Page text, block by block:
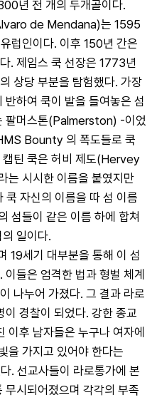
년 전 개의 두개골이다.
de Mendana)는 1595
럽인이다. 이후 150년 간은
. 제임스 쿡 선장은 1773년
상당 부분을 탐험했다. 가장
하여 쿡이 발을 들여놓은 섬
팔머스톤(Palmerston) -이었
Bounty 의 폭도들로 쿡
캡틴 쿡은 허비 제도(Hervey
는 시시한 이름을 붙였지만
자신의 이름을 따 섬 이름
섬들이 같은 이름 하에 합쳐
일이다.
19세기 대부분을 통해 이 섬
들은 엄격한 법과 형벌 체계
나누어 가졌다. 그 결과 라로
경찰이 되었다. 강한 종교
이후 남자들은 누구나 여자에
을 가지고 있어야 한다는
. 선교사들이 라로통가에 본
무시되어졌으며 각각의 부족